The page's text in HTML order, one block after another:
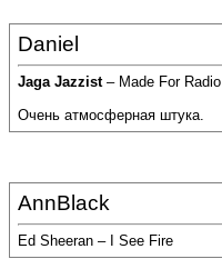
Daniel
Jaga Jazzist– Made For Radio
Очень атмосферная штука.
AnnBlack
Ed Sheeran – I See Fire